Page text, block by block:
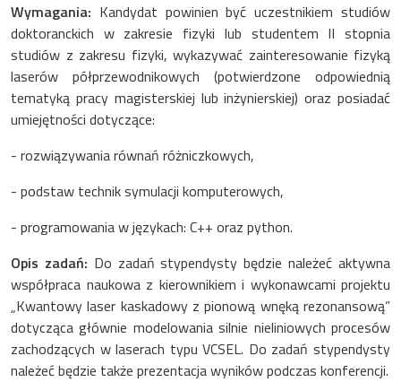
Wymagania: Kandydat powinien być uczestnikiem studiów
doktoranckich w zakresie fizyki lub studentem II stopnia
studiów z zakresu fizyki, wykazywać zainteresowanie fizyką
laserów półprzewodnikowych (potwierdzone odpowiednią
tematyką pracy magisterskiej lub inżynierskiej) oraz posiadać
umiejętności dotyczące:
- rozwiązywania równań różniczkowych,
- podstaw technik symulacji komputerowych,
- programowania w językach: C++ oraz python.
Opis zadań: Do zadań stypendysty będzie należeć aktywna
współpraca naukowa z kierownikiem i wykonawcami projektu
„Kwantowy laser kaskadowy z pionową wnęką rezonansową”
dotycząca głównie modelowania silnie nieliniowych procesów
zachodzących w laserach typu VCSEL. Do zadań stypendysty
należeć będzie także prezentacja wyników podczas konferencji.